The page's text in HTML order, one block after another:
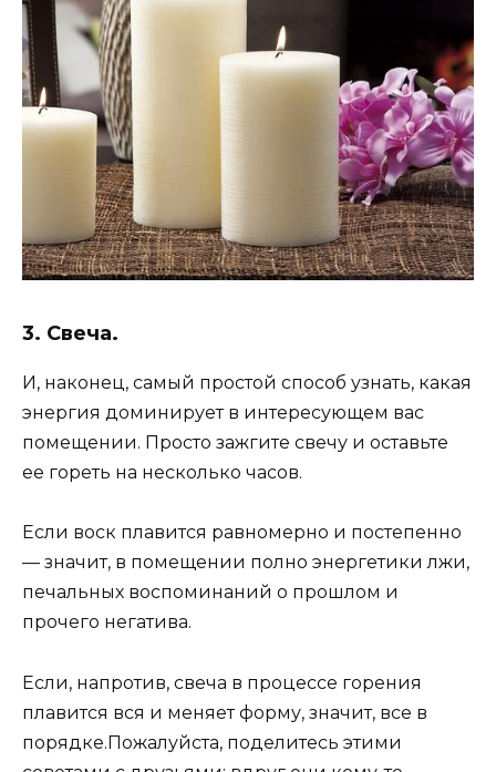
3. Свеча.
И, наконец, самый простой способ узнать, какая
энергия доминирует в интересующем вас
помещении. Просто зажгите свечу и оставьте
ее гореть на несколько часов.
Если воск плавится равномерно и постепенно
— значит, в помещении полно энергетики лжи,
печальных воспоминаний о прошлом и
прочего негатива.
Если, напротив, свеча в процессе горения
плавится вся и меняет форму, значит, все в
порядке.Пожалуйста, поделитесь этими